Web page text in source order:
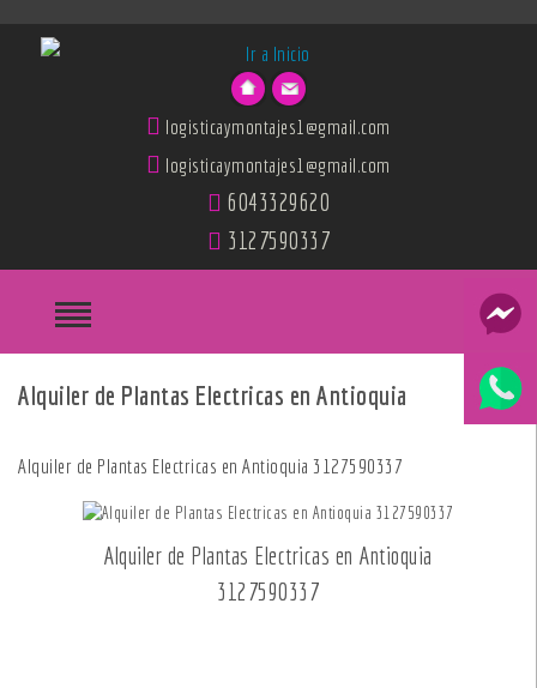
logisticaymontajes1@gmail.com
logisticaymontajes1@gmail.com
6043329620
3127590337
Alquiler de Plantas Electricas en Antioquia
Alquiler de Plantas Electricas en Antioquia 3127590337
Alquiler de Plantas Electricas en Antioquia
3127590337